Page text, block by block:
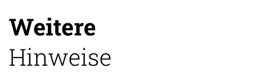
Weitere
Hinweise